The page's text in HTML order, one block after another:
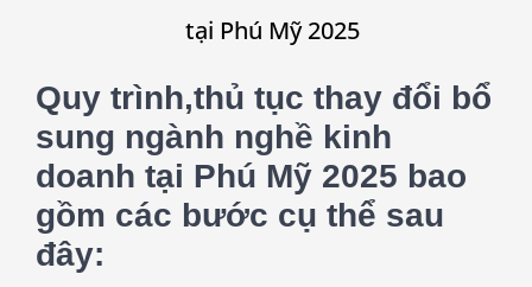
tại Phú Mỹ 2025
Quy trình,thủ tục thay đổi bổ
sung ngành nghề kinh
doanh tại Phú Mỹ 2025 bao
gồm các bước cụ thể sau
đây: